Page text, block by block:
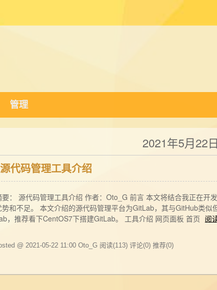
管理
2021年5月22日
源代码管理工具介绍
要： 源代码管理工具介绍 作者：Oto_G 前言 本文将结合我正在开
势和不足。 本文介绍的源代码管理平台为GitLab，其与GitHub类
，推荐看下CentOS7下搭建GitLab。 工具介绍 网页面板 首页 阅
@ 2021-05-22 11:00 Oto_G 阅读(113) 评论(0) 推荐(0)